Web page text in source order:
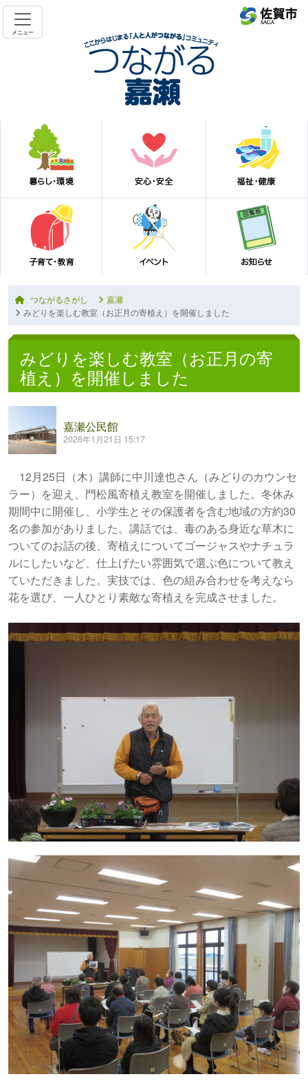
メニュー
つながるさがし
嘉瀬
みどりを楽しむ教室（お正月の寄植え）を開催しました
みどりを楽しむ教室（お正月の寄
植え）を開催しました
嘉瀬公民館
2026年1月21日 15:17
12月25日（木）講師に中川達也さん（みどりのカウンセ
ラー）を迎え、門松風寄植え教室を開催しました。冬休み
期間中に開催し、小学生とその保護者を含む地域の方約30
名の参加がありました。講話では、毒のある身近な草木に
ついてのお話の後、寄植えについてゴージャスやナチュラ
ルにしたいなど、仕上げたい雰囲気で選ぶ色について教え
ていただきました。実技では、色の組み合わせを考えなら
花を選び、一人ひとり素敵な寄植えを完成させました。